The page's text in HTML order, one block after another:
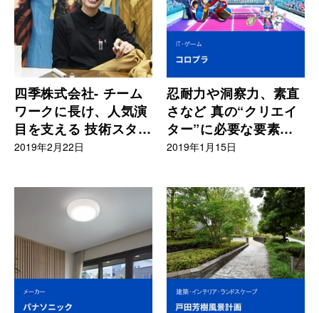
四季株式会社- チーム
ワークに長け、人気演
目を支える 技術スタッ
フとしてリーダーシッ
2019年2月22日
忍耐力や洞察力、素直
さなど 真の“クリエイ
ター”に必要な要素を
感じる
2019年1月15日